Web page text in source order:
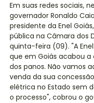
Em suas redes sociais,
governador Ronaldo
presidente da Enel
pública na Câmara dos
quinta-feira (09). "A
que em Goiás acabou
dos panos. Não vamos
venda da sua
elétrica no Estado sem
o processo", cobrou o